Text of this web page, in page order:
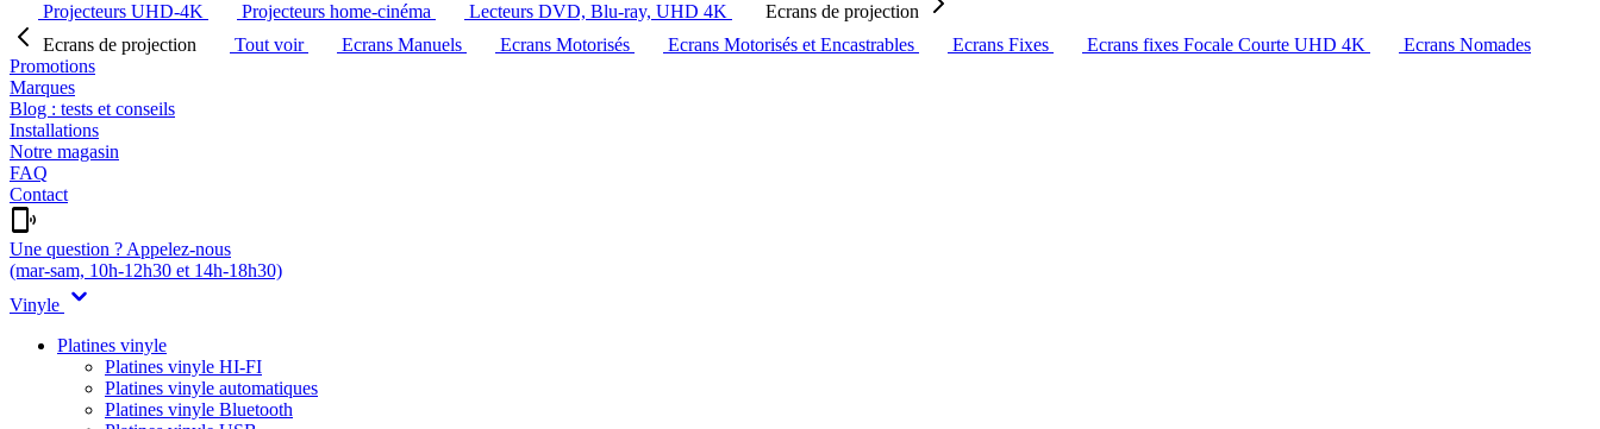
Projecteurs UHD-4K
Projecteurs home-cinéma Lecteurs DVD, Blu-ray, UHD 4K
Ecrans de projection
Ecrans de projection
Tout voir Ecrans Manuels Ecrans Motorisés Ecrans Motorisés et Encastrables Ecrans Fixes Ecrans fixes Focale Courte UHD 4K
Ecrans Nomades
Promotions
Marques
Blog : tests et conseils
Installations
Notre magasin
FAQ
Contact
Une question ? Appelez-nous
(mar-sam, 10h-12h30 et 14h-18h30)
Vinyle
Platines vinyle
Platines vinyle HI-FI
Platines vinyle automatiques
Platines vinyle Bluetooth